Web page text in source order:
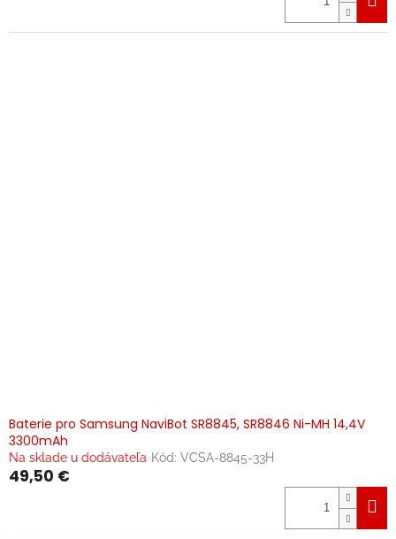
Baterie pro Samsung NaviBot SR8845, SR8846 Ni-MH 14,4V
3300mAh
Na sklade u dodávateľa Kód: VCSA-8845-33H
49,50 €